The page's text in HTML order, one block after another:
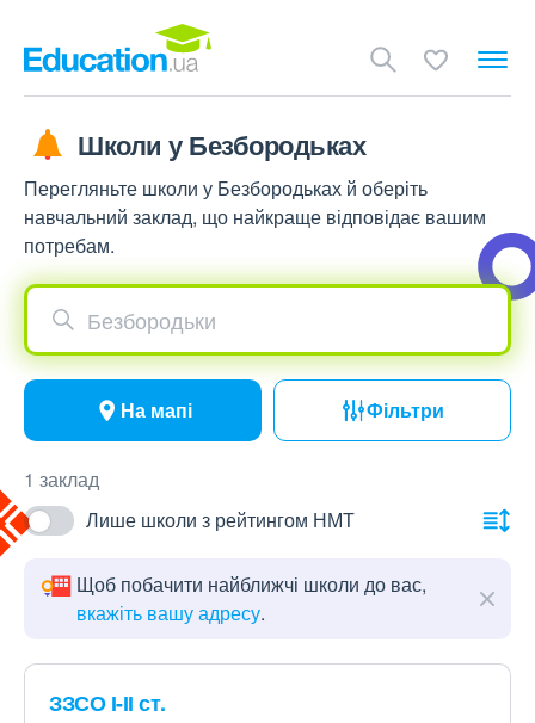
Школи у Безбородьках
Перегляньте школи у Безбородьках й оберіть
навчальний заклад, що найкраще відповідає вашим
потребам.
Безбородьки
На мапі Фільтри
1 заклад
Лише школи з рейтингом НМТ
Щоб побачити найближчі школи до вас,
вкажіть вашу адресу.
ЗЗСО І-ІІ ст.